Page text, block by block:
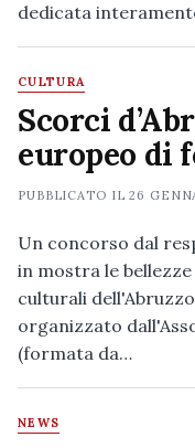
dedicata
CULTURA
Scorci
europeo di
PUBBLICATO IL26
Un concorso dal
in mostra le
culturali
organizzato
(formata da…
NEWS